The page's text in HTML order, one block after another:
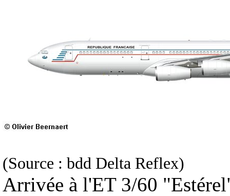
(Source : bdd Delta Reflex)
Arrivée à l'ET 3/60